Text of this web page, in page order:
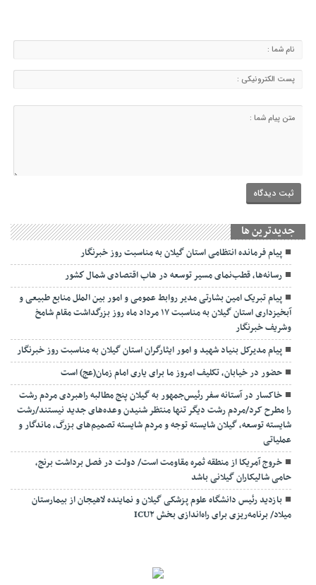
جديدترين ها
پیام فرمانده انتظامی استان گیلان به مناسبت روز خبرنگار
رسانه‌ها، قطب‌نمای مسیر توسعه در هاب اقتصادی شمال كشور
پیام تبریک امین بشارتی مدیر روابط عمومی و امور بین الملل منابع طبیعی و
آبخیزداری استان گیلان به مناسبت ۱۷ مرداد ماه روز بزرگداشت مقام شامخ
وشریف خبرنگار
پیام مدیرکل بنیاد شهید و امور ایثارگران استان گیلان به مناسبت روز خبرنگار
حضور در خیابان، تکلیف امروز ما برای یاری امام زمان(عج) است
خاکسار در آستانه سفر رئیس‌جمهور به گیلان پنج مطالبه راهبردی مردم رشت
را مطرح کرد/مردم رشت دیگر تنها منتظر شنیدن وعده‌های جدید نیستند/رشت
شایسته توسعه، گیلان شایسته توجه و مردم شایسته تصمیم‌های بزرگ، ماندگار و
عملیاتی
خروج آمریکا از منطقه ثمره مقاومت است/ دولت در فصل برداشت برنج،
حامی شالیکاران گیلانی باشد
بازدید رئیس دانشگاه علوم پزشکی گیلان و نماینده لاهیجان از بیمارستان
میلاد/ برنامه‌ریزی برای راه‌اندازی بخش ICU۲